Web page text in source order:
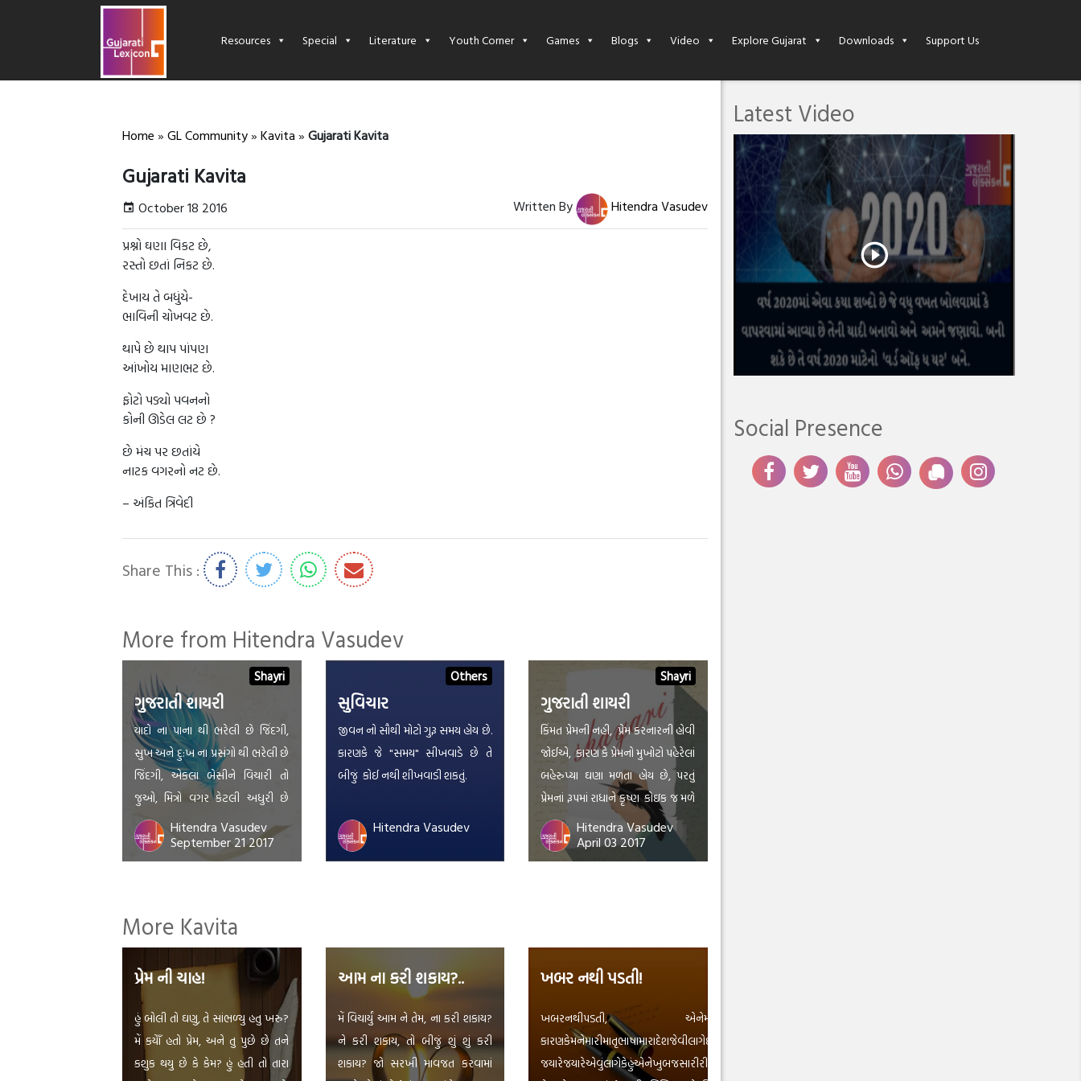
Resources Special Literature Youth Corner Games Blogs Video Explore Gujarat Downloads Support Us
Home » GL Community» Kavita » Gujarati Kavita
Gujarati Kavita
October 18 2016 Written By Hitendra Vasudev
પ્રશ્નો ઘણા વિકટ છે,
રસ્તો છતાં નિકટ છે.
દેખાય તે બધુંયે-
ભાવિની ચોખવટ છે.
થાપે છે થાપ પાંપણ
આંખોય માણભટ છે.
ફોટો પડ્યો પવનનો
કોની ઊડેલ લટ છે ?
છે મંચ પર છતાંયે
નાટક વગરનો નટ છે.
– અંકિત ત્રિવેદી
Share This :
More from Hitendra Vasudev
Shayri
ગુજરાતી શાયરી
યાદો ના પાના થી ભરેલી છે જિંદગી,
સુખ અને દુ:ખ ના પ્રસંગો થી ભરેલી છે
જિંદગી, એકલા બેસીને વિચારી તો
જુઓ, મિત્રો વગર કેટલી અધુરી છે
જિંદગી…..Hitendra Vasudev
September 21 2017
Others
સુવિચાર
જીવન નો સૌથી મોટો ગુરૂ સમય હોય છે.
કારણકે જે "સમય" સીખવાડે છે તે
બીજું કોઈ નથી શીખવાડી શકતું.
Hitendra Vasudev
Shayri
ગુજરાતી શાયરી
કિંમત પ્રેમની નહી, પ્રેમ કરનારની હોવી
જોઈએ, કારણ કે પ્રેમનો મુખોટો પહેરેલાં
બહેરુપ્યા ઘણા મળતા હોય છે, પરતું
પ્રેમનાં રૂપમાં રાધાને કૃષ્ણ કોઇક જ મળે
છે…
Hitendra Vasudev
April 03 2017
More Kavita
પ્રેમ ની ચાહ!
હું બોલી તો ઘણુ, તે સાંભળ્યુ હતુ ખરુ?
મેં કયેાઁ હતો પ્રેમ, અને તુ પુછે છે તને
કશુક થયુ છે કે કેમ? હું હતી તો તારા
આમ ના કરી શકાય?..
મેં વિચાર્યું આમ ને તેમ, ના કરી શકાય?
ને કરી શકાય, તો બીજું શું શું કરી
શકાય? જો સરખી માવજત કરવામાં
ખબર નથી પડતી!
ખબરનથીપડતી, એનેમાંકહુંકેમાતૃભાષા;
કારણકેમનેમારીમાતૃભાષામારાદેશજેવીલાગેછે.!
જયારેજયારેએવુંલાગેકેહુંએનેખુબજસારીરીતેજાણુંછું,
Latest Video
Social Presence